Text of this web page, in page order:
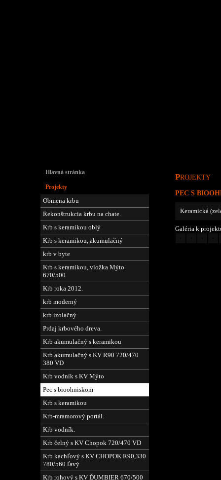
Hlavná stránka
Projekty
Obmena krbu
Rekonštrukcia krbu na chate.
Krb s keramikou oblý
Krb s keramikou, akumulačný
krb v byte
Krb s keramikou, vložka Mýto
670/500
Krb roka 2012.
krb moderný
krb izolačný
Prdaj krbového dreva.
Krb akumulačný s keramikou
Krb akumulačný s KV R90 720/470
380 VD
Krb vodník s KV Mýto
Pec s bioohniskom
Krb s keramikou
Krb-mramorový portál.
Krb vodník.
Krb čelný s KV Chopok 720/470 VD
Krb kachľový s KV CHOPOK R90,330
780/560 ľavý
Krb rohový s KV ĎUMBIER 670/500
PROJEKTY
PEC S
Keramická
Galéria k